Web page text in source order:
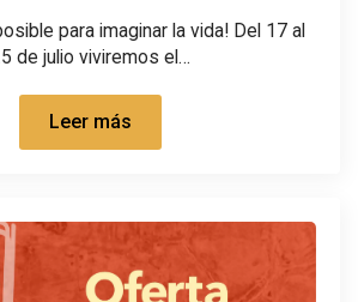
para imaginar la vida! Del 17 al
de julio viviremos el…
Leer más